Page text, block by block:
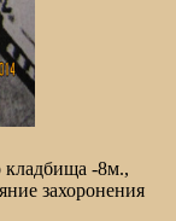
кладбища -8м.,
захоронения